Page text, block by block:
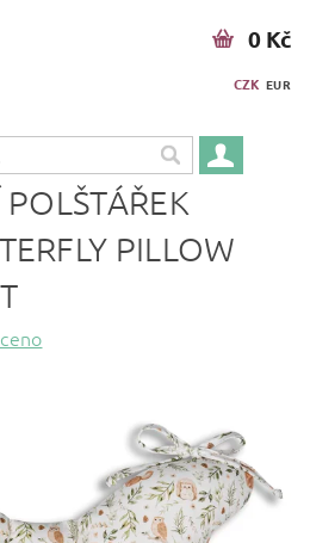
CZK EUR
0 Kč
PILLOW